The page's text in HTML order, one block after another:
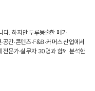
다. 하지만 두루뭉술한 메가
간·콘텐츠·F&B·커머스 산업에서
전문가·실무자 30명과 함께 분석한